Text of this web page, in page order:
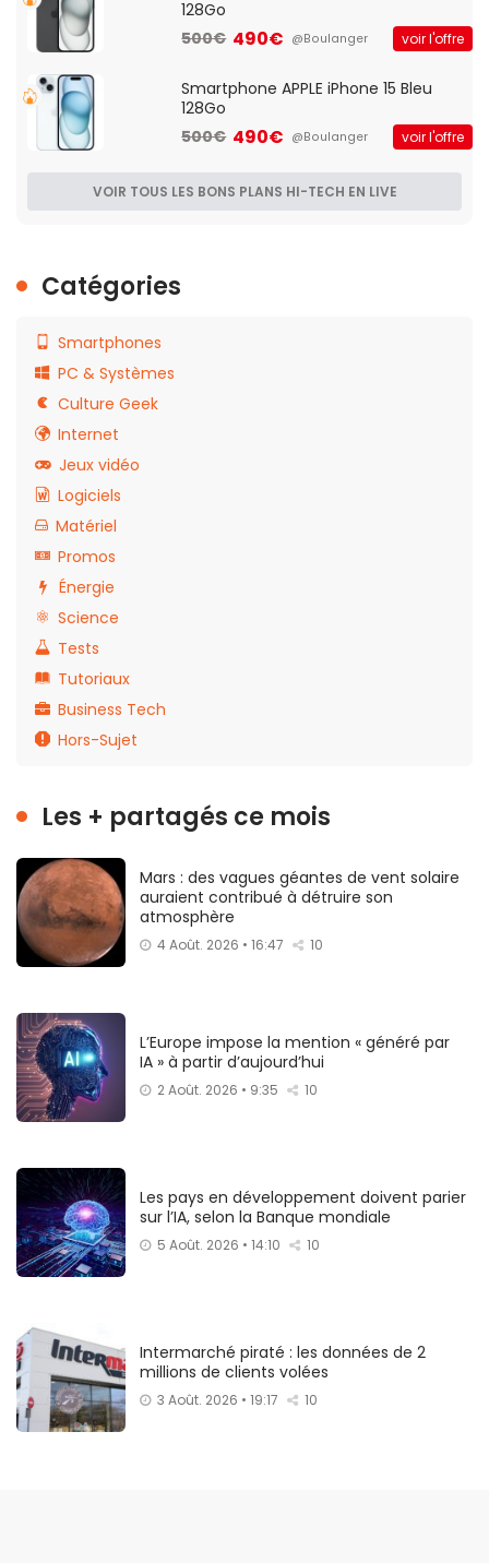
128Go
500€ 490€ @Boulanger voir l'offre
Smartphone APPLE iPhone 15 Bleu
128Go
500€ 490€ @Boulanger voir l'offre
VOIR TOUS LES BONS PLANS HI-TECH EN LIVE
Catégories
Smartphones
PC & Systèmes
Culture Geek
Internet
Jeux vidéo
Logiciels
Matériel
Promos
Énergie
Science
Tests
Tutoriaux
Business Tech
Hors-Sujet
Les + partagés ce mois
Mars : des vagues géantes de vent solaire
auraient contribué à détruire son
atmosphère
4 Août. 2026 • 16:47 10
L’Europe impose la mention « généré par
IA » à partir d’aujourd’hui
2 Août. 2026 • 9:35 10
Les pays en développement doivent parier
sur l’IA, selon la Banque mondiale
5 Août. 2026 • 14:10 10
Intermarché piraté : les données de 2
millions de clients volées
3 Août. 2026 • 19:17 10